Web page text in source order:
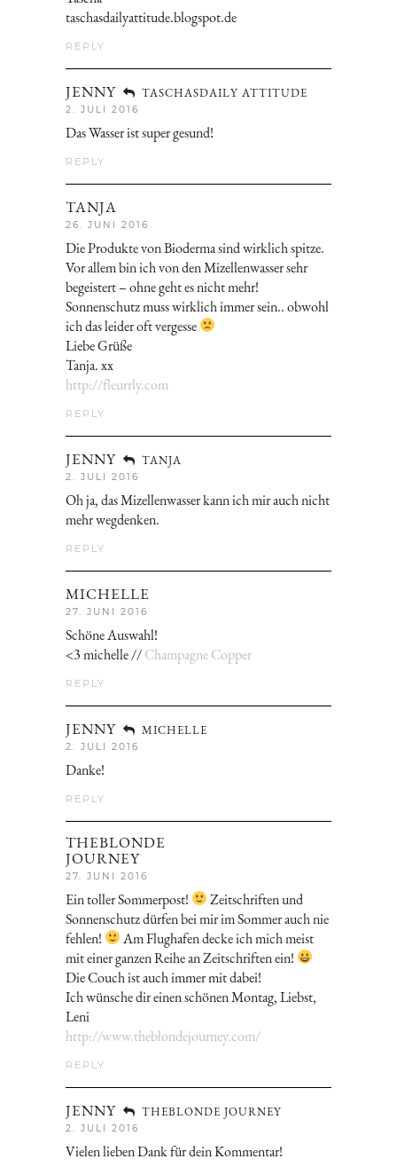
taschasdailyattitude.blogspot.de
REPLY
JENNY TASCHASDAILY ATTITUDE
2. JULI 2016
Das Wasser ist super gesund!
REPLY
TANJA
26. JUNI 2016
Die Produkte von Bioderma sind wirklich spitze.
Vor allem bin ich von den Mizellenwasser sehr
begeistert – ohne geht es nicht mehr!
Sonnenschutz muss wirklich immer sein.. obwohl
ich das leider oft vergesse
Liebe Grüße
Tanja. xx
http://fleurrly.com
REPLY
JENNY TANJA
2. JULI 2016
Oh ja, das Mizellenwasser kann ich mir auch nicht
mehr wegdenken.
REPLY
MICHELLE
27. JUNI 2016
Schöne Auswahl!
<3 michelle //Champagne Copper
REPLY
JENNY MICHELLE
2. JULI 2016
Danke!
REPLY
THEBLONDE
JOURNEY
27. JUNI 2016
Ein toller Sommerpost!
Zeitschriften und
Sonnenschutz dürfen bei mir im Sommer auch nie
fehlen!
Am Flughafen decke ich mich meist
mit einer ganzen Reihe an Zeitschriften ein!
Die Couch ist auch immer mit dabei!
Ich wünsche dir einen schönen Montag, Liebst,
Leni
http://www.theblondejourney.com/
REPLY
JENNY THEBLONDE JOURNEY
2. JULI 2016
Vielen lieben Dank für dein Kommentar!